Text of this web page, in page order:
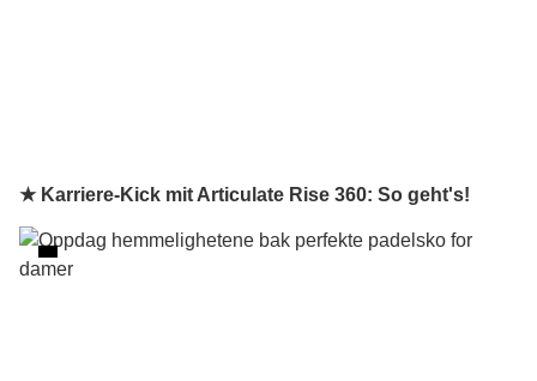
★ Karriere-Kick mit Articulate Rise 360: So geht's!